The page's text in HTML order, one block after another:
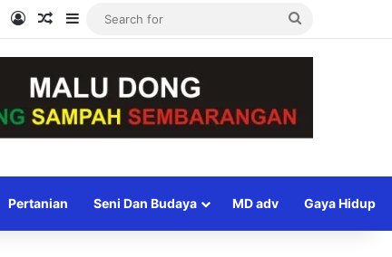
Log InRandom Article
Sidebar
Pertanian Seni Dan Budaya MD adv Gaya Hidup